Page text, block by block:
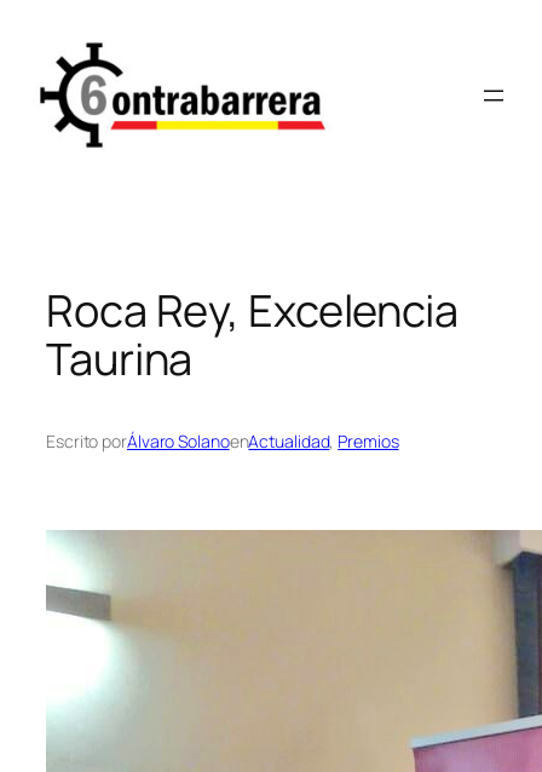
contenido
Roca Rey, Excelencia
Taurina
Escrito porÁlvaro SolanoenActualidad, Premios